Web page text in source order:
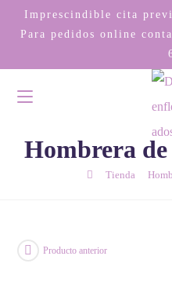
Imprescindible cita
Para pedidos online
Hombrera
Tienda
Producto anterior